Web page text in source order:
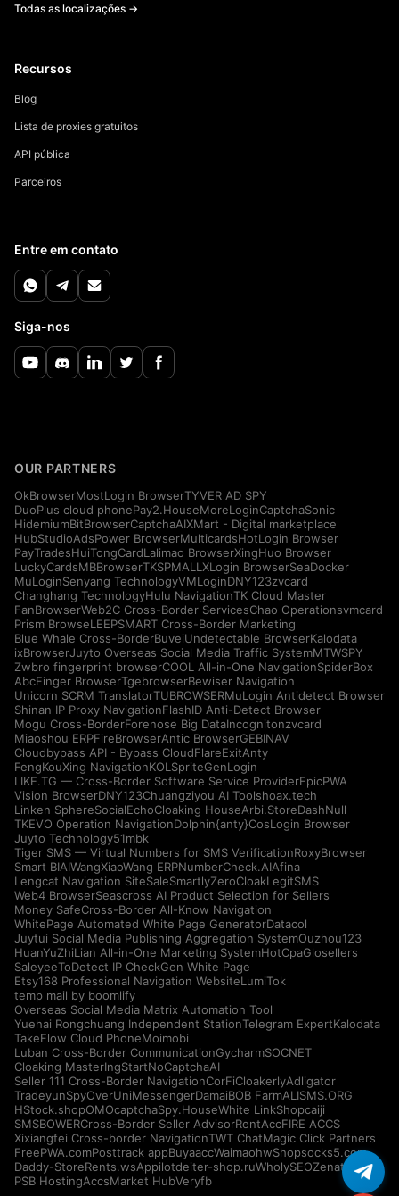
Todas as localizações →
Recursos
Blog
Lista de proxies gratuitos
API pública
Parceiros
Entre em contato
Siga-nos
OUR PARTNERS
OkBrowserMostLogin BrowserTYVER AD SPY
DuoPlus cloud phonePay2.HouseMoreLoginCaptchaSonic
HidemiumBitBrowserCaptchaAIXMart - Digital marketplace
HubStudioAdsPower BrowserMulticardsHotLogin Browser
PayTradesHuiTongCardLalimao BrowserXingHuo Browser
LuckyCardsMBBrowserTKSPMALLXLogin BrowserSeaDocker
MuLoginSenyang TechnologyVMLoginDNY123zvcard
Changhang TechnologyHulu NavigationTK Cloud Master
FanBrowserWeb2C Cross-Border ServicesChao Operationsvmcard
Prism BrowseLEEPSMART Cross-Border Marketing
Blue Whale Cross-BorderBuveiUndetectable BrowserKalodata
ixBrowserJuyto Overseas Social Media Traffic SystemMTWSPY
Zwbro fingerprint browserCOOL All-in-One NavigationSpiderBox
AbcFinger BrowserTgebrowserBewiser Navigation
Unicorn SCRM TranslatorTUBROWSERMuLogin Antidetect Browser
Shinan IP Proxy NavigationFlashID Anti-Detect Browser
Mogu Cross-BorderForenose Big DataIncognitonzvcard
Miaoshou ERPFireBrowserAntic BrowserGEBINAV
Cloudbypass API - Bypass CloudFlareExitAnty
FengKouXing NavigationKOLSpriteGenLogin
LIKE.TG — Cross-Border Software Service ProviderEpicPWA
Vision BrowserDNY123Chuangziyou AI Toolshoax.tech
Linken SphereSocialEchoCloaking HouseArbi.StoreDashNull
TKEVO Operation NavigationDolphin{anty}CosLogin Browser
Juyto Technology51mbk
Tiger SMS — Virtual Numbers for SMS VerificationRoxyBrowser
Smart BIAIWangXiaoWang ERPNumberCheck.AIAfina
Lengcat Navigation SiteSaleSmartlyZeroCloakLegitSMS
Web4 BrowserSeascross AI Product Selection for Sellers
Money SafeCross-Border All-Know Navigation
WhitePage Automated White Page GeneratorDatacol
Juytui Social Media Publishing Aggregation SystemOuzhou123
HuanYuZhiLian All-in-One Marketing SystemHotCpaGlosellers
SaleyeeToDetect IP CheckGen White Page
Etsy168 Professional Navigation WebsiteLumiTok
temp mail by boomlify
Overseas Social Media Matrix Automation Tool
Yuehai Rongchuang Independent StationTelegram ExpertKalodata
TakeFlow Cloud PhoneMoimobi
Luban Cross-Border CommunicationGycharmSOCNET
Cloaking MasterIngStartNoCaptchaAI
Seller 111 Cross-Border NavigationCorFiCloakerlyAdligator
TradeyunSpyOverUniMessengerDamaiBOB FarmALISMS.ORG
HStock.shopOMOcaptchaSpy.HouseWhite LinkShopcaiji
SMSBOWERCross-Border Seller AdvisorRentAccFIRE ACCS
Xixiangfei Cross-border NavigationTWT ChatMagic Click Partners
FreePWA.comPosttrack appBuyaaccWaimaohwShopsocks5.com
Daddy-StoreRents.wsAppilotdeiter-shop.ruWholySEOZenattica
PSB HostingAccsMarket HubVeryfb